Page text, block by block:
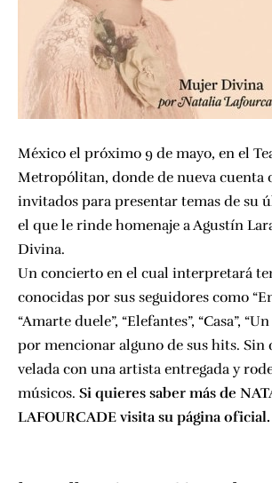
México el próximo 9 de mayo, en el
Metropólitan, donde de nueva cuenta
invitados para presentar temas de su
el que le rinde homenaje a Agustín
Divina.
Un concierto en el cual interpretará
conocidas por sus seguidores como
“Amarte duele”, “Elefantes”, “Casa”,
por mencionar alguno de sus hits. Sin
velada con una artista entregada y
músicos. Si quieres saber más de
LAFOURCADE visita su página oficial.